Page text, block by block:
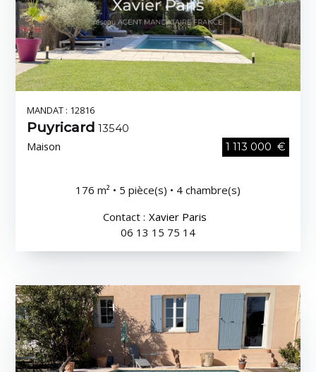
MANDAT : 12816
Puyricard13540
Maison 1 113 000 €
176 m² • 5 pièce(s) • 4 chambre(s)
Contact : Xavier Paris
06 13 15 75 14